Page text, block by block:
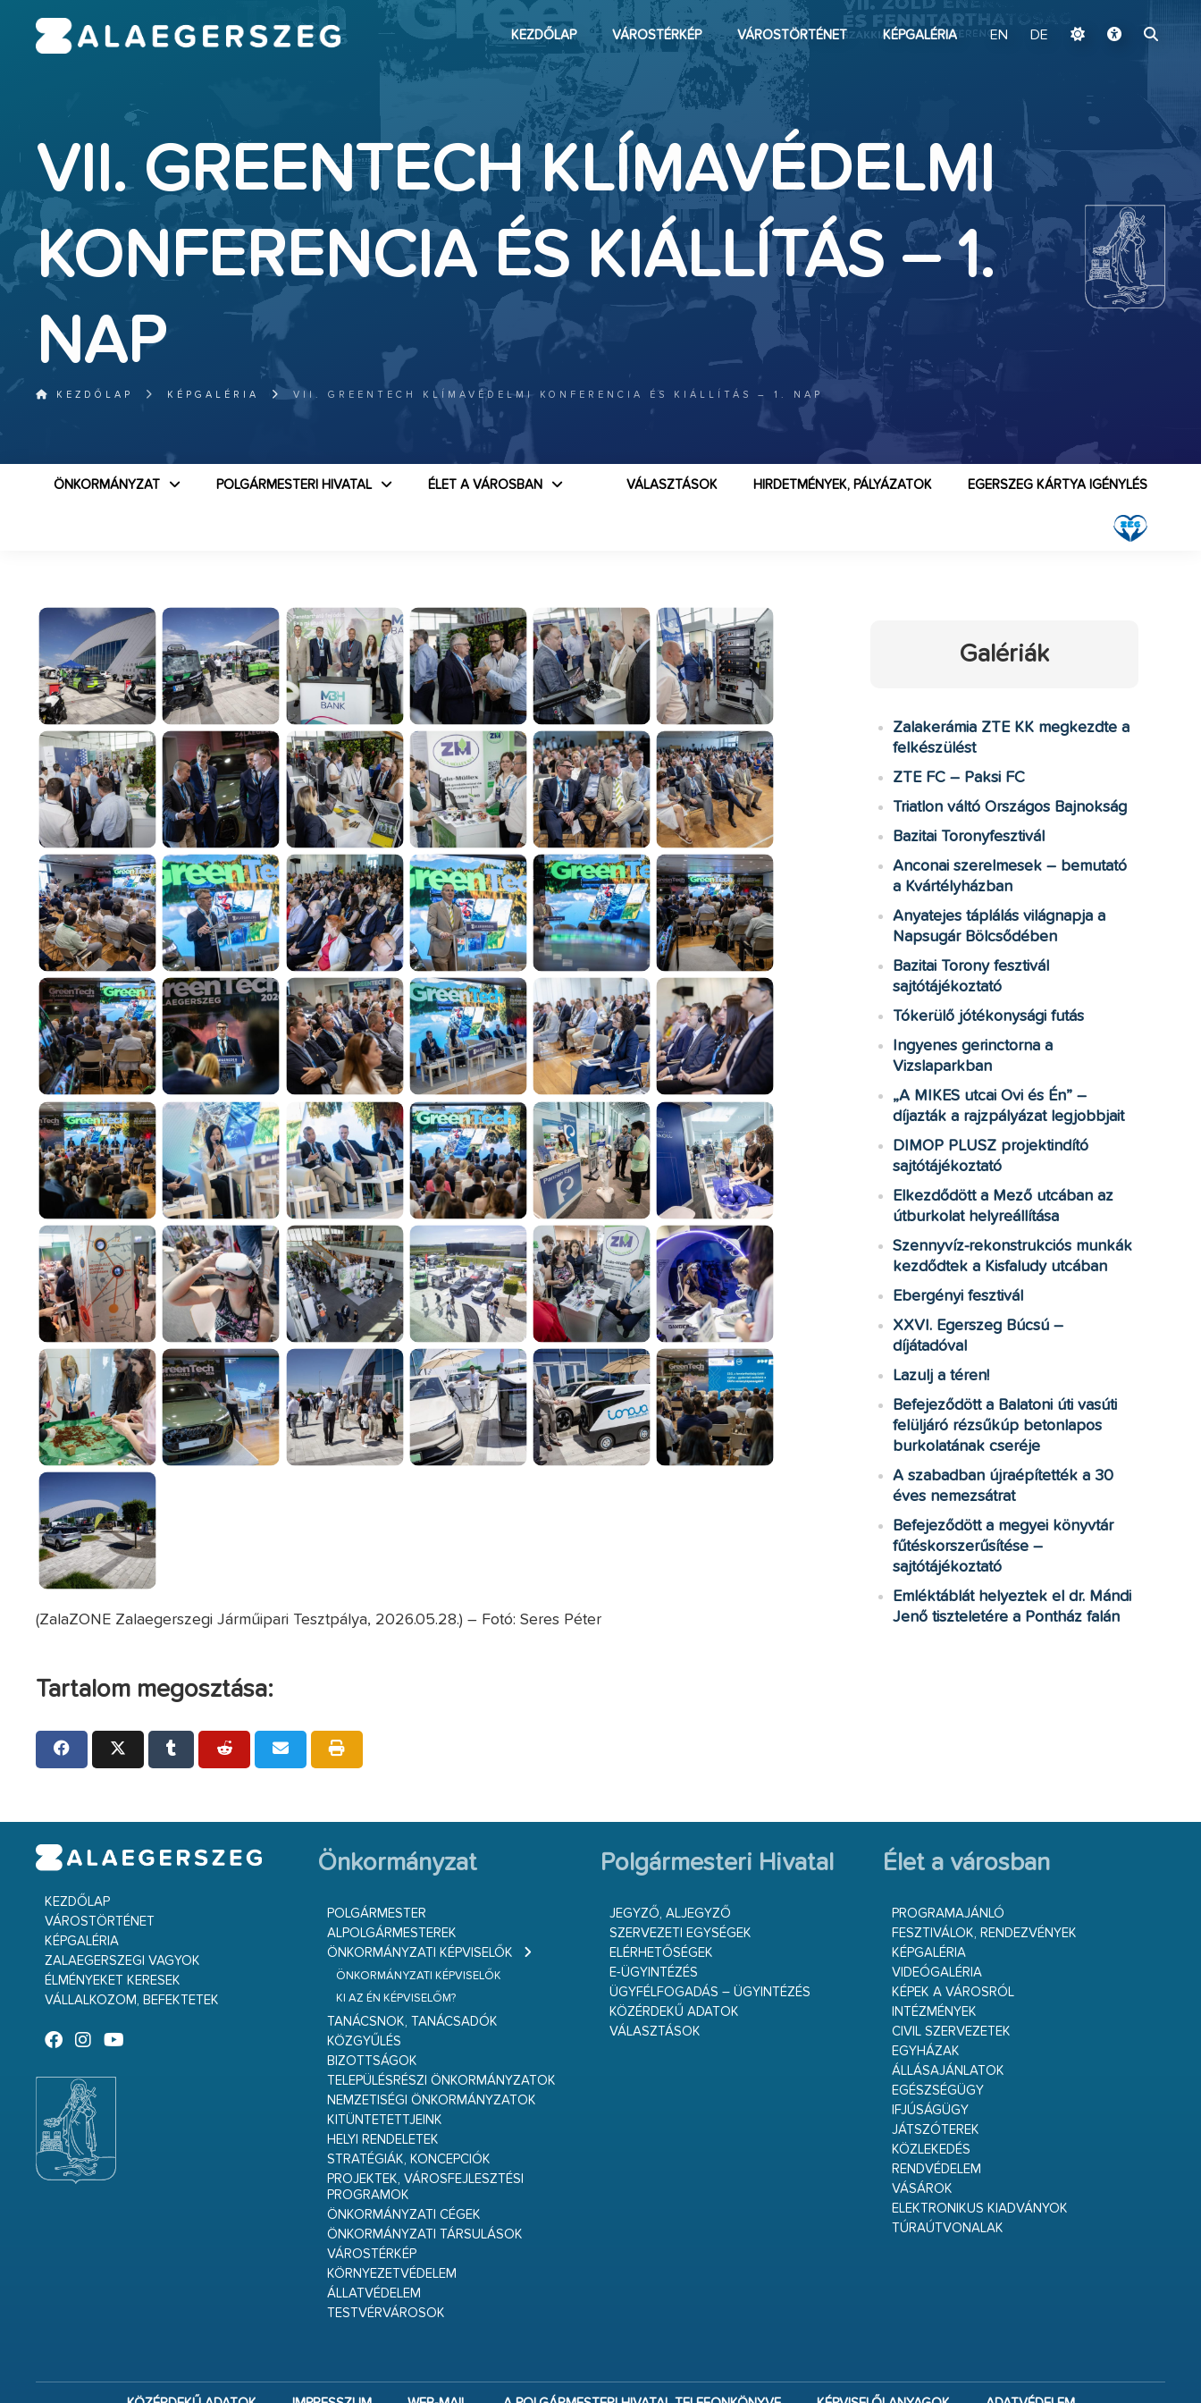
KEZDŐLAP VÁROSTÉRKÉP VÁROSTÖRTÉNET KÉPGALÉRIA EN DE
VII. GREENTECH KLÍMAVÉDELMI
KONFERENCIA ÉS KIÁLLÍTÁS – 1.
NAP
KEZDŐLAP KÉPGALÉRIA VII. GREENTECH KLÍMAVÉDELMI KONFERENCIA ÉS KIÁLLÍTÁS – 1. NAP
ÖNKORMÁNYZAT POLGÁRMESTERI HIVATAL ÉLET A VÁROSBAN EGERSZEG KÁRTYA IGÉNYLÉS
HIRDETMÉNYEK, PÁLYÁZATOK
VÁLASZTÁSOK
(ZalaZONE Zalaegerszegi Járműipari Tesztpálya, 2026.05.28.) – Fotó: Seres Péter
Tartalom megosztása:
Galériák
Zalakerámia ZTE KK megkezdte a
felkészülést
ZTE FC – Paksi FC
Triatlon váltó Országos Bajnokság
Bazitai Toronyfesztivál
Anconai szerelmesek – bemutató
a Kvártélyházban
Anyatejes táplálás világnapja a
Napsugár Bölcsődében
Bazitai Torony fesztivál
sajtótájékoztató
Tókerülő jótékonysági futás
Ingyenes gerinctorna a
Vizslaparkban
„A MIKES utcai Ovi és Én” –
díjazták a rajzpályázat legjobbjait
DIMOP PLUSZ projektindító
sajtótájékoztató
Elkezdődött a Mező utcában az
útburkolat helyreállítása
Szennyvíz-rekonstrukciós munkák
kezdődtek a Kisfaludy utcában
Ebergényi fesztivál
XXVI. Egerszeg Búcsú –
díjátadóval
Lazulj a téren!
Befejeződött a Balatoni úti vasúti
felüljáró rézsűkúp betonlapos
burkolatának cseréje
A szabadban újraépítették a 30
éves nemezsátrat
Befejeződött a megyei könyvtár
fűtéskorszerűsítése –
sajtótájékoztató
Emléktáblát helyeztek el dr. Mándi
Jenő tiszteletére a Pontház falán
KEZDŐLAP
VÁROSTÖRTÉNET
KÉPGALÉRIA
ZALAEGERSZEGI VAGYOK
ÉLMÉNYEKET KERESEK
VÁLLALKOZOM, BEFEKTETEK
Önkormányzat
POLGÁRMESTER
ALPOLGÁRMESTEREK
ÖNKORMÁNYZATI KÉPVISELŐK
ÖNKORMÁNYZATI KÉPVISELŐK
KI AZ ÉN KÉPVISELŐM?
TANÁCSNOK, TANÁCSADÓK
KÖZGYŰLÉS
BIZOTTSÁGOK
TELEPÜLÉSRÉSZI ÖNKORMÁNYZATOK
NEMZETISÉGI ÖNKORMÁNYZATOK
KITÜNTETETTJEINK
HELYI RENDELETEK
STRATÉGIÁK, KONCEPCIÓK
PROJEKTEK, VÁROSFEJLESZTÉSI
PROGRAMOK
ÖNKORMÁNYZATI CÉGEK
ÖNKORMÁNYZATI TÁRSULÁSOK
VÁROSTÉRKÉP
KÖRNYEZETVÉDELEM
ÁLLATVÉDELEM
TESTVÉRVÁROSOK
Polgármesteri Hivatal
JEGYZŐ, ALJEGYZŐ
SZERVEZETI EGYSÉGEK
ELÉRHETŐSÉGEK
E-ÜGYINTÉZÉS
ÜGYFÉLFOGADÁS – ÜGYINTÉZÉS
KÖZÉRDEKŰ ADATOK
VÁLASZTÁSOK
Élet a városban
PROGRAMAJÁNLÓ
FESZTIVÁLOK, RENDEZVÉNYEK
KÉPGALÉRIA
VIDEÓGALÉRIA
KÉPEK A VÁROSRÓL
INTÉZMÉNYEK
CIVIL SZERVEZETEK
EGYHÁZAK
ÁLLÁSAJÁNLATOK
EGÉSZSÉGÜGY
IFJÚSÁGÜGY
JÁTSZÓTEREK
KÖZLEKEDÉS
RENDVÉDELEM
VÁSÁROK
ELEKTRONIKUS KIADVÁNYOK
TÚRAÚTVONALAK